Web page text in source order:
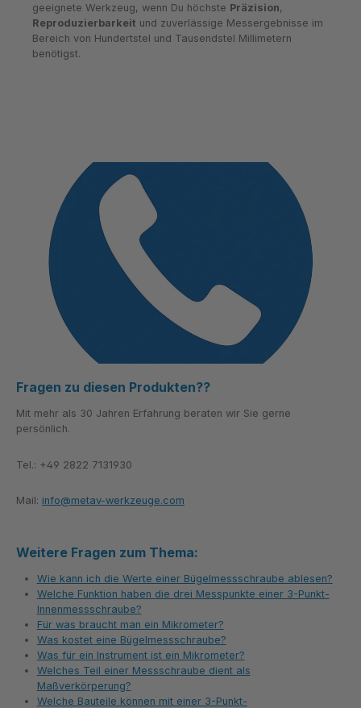
geeignete Werkzeug, wenn Du höchste Präzision,
Reproduzierbarkeit und zuverlässige Messergebnisse im
Bereich von Hundertstel und Tausendstel Millimetern
benötigst.
Fragen zu diesen Produkten??
Mit mehr als 30 Jahren Erfahrung beraten wir Sie gerne
persönlich.
Tel.: +49 2822 7131930
Mail: info@metav-werkzeuge.com
Weitere Fragen zum Thema:
Wie kann ich die Werte einer Bügelmessschraube ablesen?
Welche Funktion haben die drei Messpunkte einer 3-Punkt-
Innenmessschraube?
Für was braucht man ein Mikrometer?
Was kostet eine Bügelmessschraube?
Was für ein Instrument ist ein Mikrometer?
Welches Teil einer Messschraube dient als
Maßverkörperung?
Welche Bauteile können mit einer 3-Punkt-